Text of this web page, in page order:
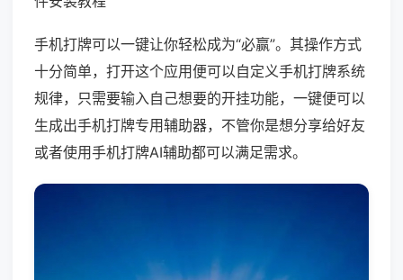
手机打牌可以一键让你轻松成为“必赢”。其操作方式
十分简单，打开这个应用便可以自定义手机打牌系统
规律，只需要输入自己想要的开挂功能，一键便可以
生成出手机打牌专用辅助器，不管你是想分享给好友
或者使用手机打牌AI辅助都可以满足需求。